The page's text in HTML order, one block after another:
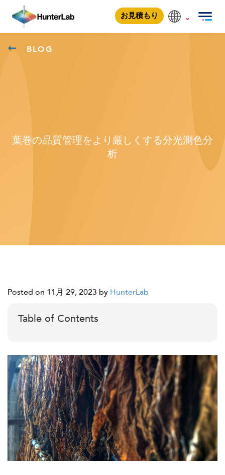
お見積もり
BLOG
葉巻の品質管理をより厳しくする分光測色分
析
Posted on 11月 29, 2023 by HunterLab
Table of Contents